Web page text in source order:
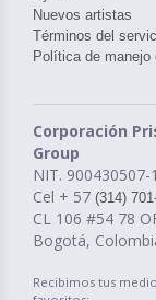
Nuevos artistas
Términos del
Política de manejo
Corporación
Group
NIT. 900430507-1
Cel + 57 (314)
CL 106 #54 78
Bogotá,
Recibimos tus